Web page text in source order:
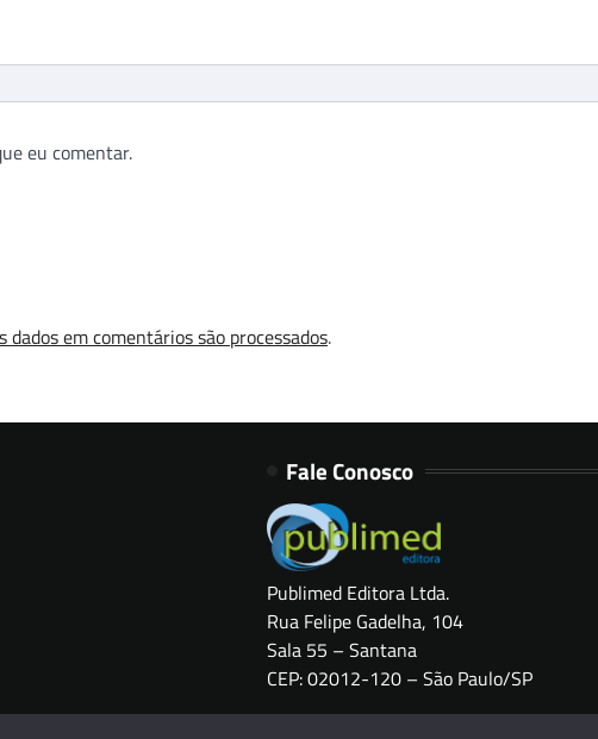
eu comentar.
dados em comentários são processados.
Fale Conosco
Publimed Editora Ltda.
Rua Felipe Gadelha, 104
Sala 55 – Santana
CEP: 02012-120 – São Paulo/SP